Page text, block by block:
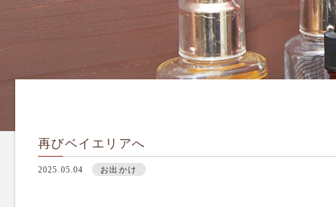
再びベイエリアへ
2025.05.04 お出かけ